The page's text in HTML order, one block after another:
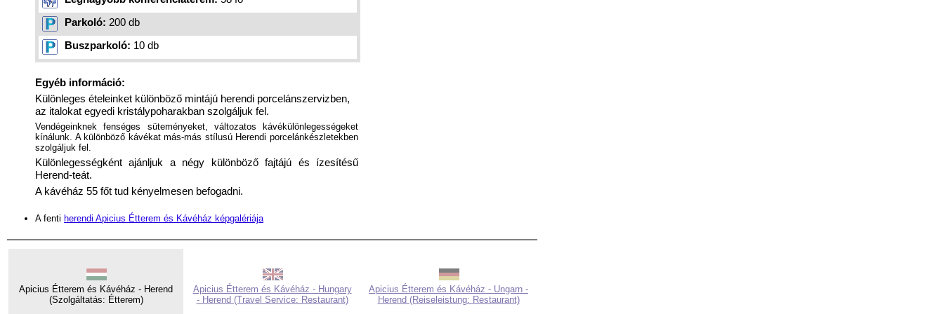
Parkoló: 200 db
Buszparkoló: 10 db
Egyéb információ:
Különleges ételeinket különböző mintájú herendi porcelánszervizben,
az italokat egyedi kristálypoharakban szolgáljuk fel.
Vendégeinknek fenséges süteményeket, változatos kávékülönlegességeket
kínálunk. A különböző kávékat más-más stílusú Herendi porcelánkészletekben
szolgáljuk fel.
Különlegességként ajánljuk a négy különböző fajtájú és ízesítésű
Herend-teát.
A kávéház 55 főt tud kényelmesen befogadni.
A fenti herendi Apicius Étterem és Kávéház képgalériája
Apicius Étterem és Kávéház - Herend
(Szolgáltatás: Étterem)
Apicius Étterem és Kávéház - Hungary
- Herend (Travel Service: Restaurant)
Apicius Étterem és Kávéház - Ungarn -
Herend (Reiseleistung: Restaurant)